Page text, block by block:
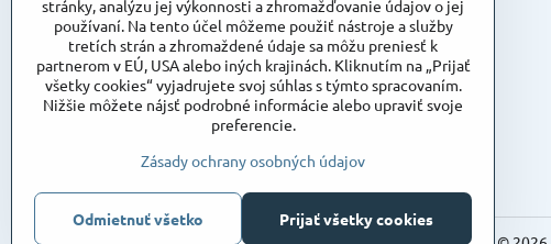
Dostupnosť:Skladom
Takto označený tovar máme skutočne na sklade
pripravený k osobnému odberu, alebo na odoslanie!
Objednávky
Stav objednávky
stránky, analýzu jej výkonnosti a zhromažďovanie údajov o jej
používaní. Na tento účel môžeme použiť nástroje a služby
tretích strán a zhromaždené údaje sa môžu preniesť k
partnerom v EÚ, USA alebo iných krajinách. Kliknutím na „Prijať
všetky cookies“ vyjadrujete svoj súhlas s týmto spracovaním.
Nižšie môžete nájsť podrobné informácie alebo upraviť svoje
preferencie.
Zásady ochrany osobných údajov
Prijať všetky cookies
Odmietnuť všetko